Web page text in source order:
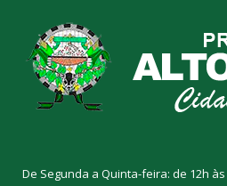
De Segunda a Quinta-feira: de 12h